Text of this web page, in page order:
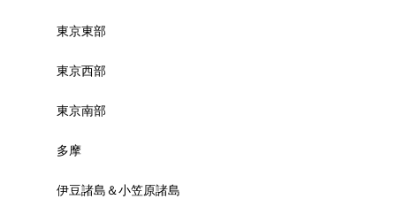
東京東部
東京西部
東京南部
多摩
伊豆諸島＆小笠原諸島